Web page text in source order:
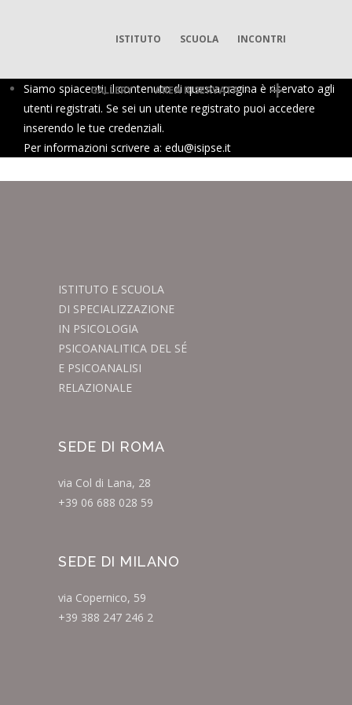
ISTITUTO SCUOLA INCONTRI
GALLERY AREA RISERVATA
Siamo spiacenti, il contenuto di questa pagina è riservato agli
utenti registrati. Se sei un utente registrato puoi accedere
inserendo le tue credenziali.
Per informazioni scrivere a: edu@isipse.it
ISTITUTO E SCUOLA
DI SPECIALIZZAZIONE
IN PSICOLOGIA
PSICOANALITICA DEL SÉ
E PSICOANALISI
RELAZIONALE
SEDE DI ROMA
via Col di Lana, 28
+39 06 688 028 59
SEDE DI MILANO
via Copernico, 59
+39 388 247 246 2